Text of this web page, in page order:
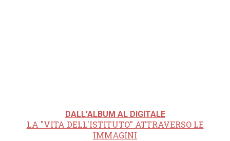
DALL'ALBUM AL DIGITALE
LA "VITA DELL'ISTITUTO" ATTRAVERSO LE
IMMAGINI